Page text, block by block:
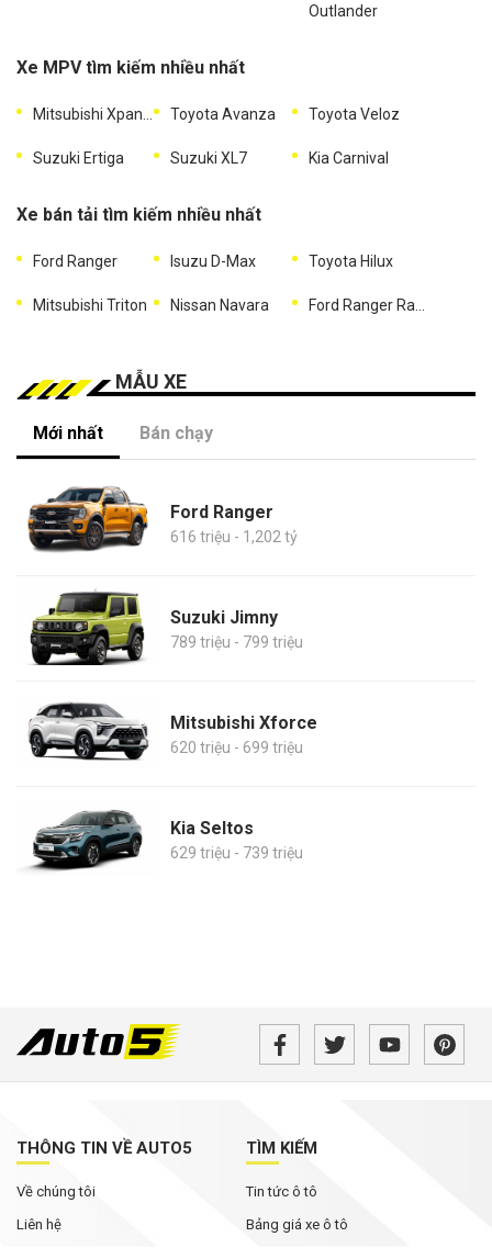
Outlander
Xe MPV tìm kiếm nhiều nhất
Mitsubishi Xpander Toyota Avanza Toyota Veloz
Suzuki Ertiga Suzuki XL7 Kia Carnival
Xe bán tải tìm kiếm nhiều nhất
Ford Ranger Isuzu D-Max Toyota Hilux
Mitsubishi Triton Nissan Navara Ford Ranger Raptor
MẪU XE
Mới nhất Bán chạy
Ford Ranger
616 triệu - 1,202 tỷ
Suzuki Jimny
789 triệu - 799 triệu
Mitsubishi Xforce
620 triệu - 699 triệu
Kia Seltos
629 triệu - 739 triệu
THÔNG TIN VỀ AUTO5
Về chúng tôi
Liên hệ
TÌM KIẾM
Tin tức ô tô
Bảng giá xe ô tô